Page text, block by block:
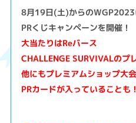
8月19日(土)からのWGP2023
PRくじキャンペーンを開催！
大当たりはReバース
CHALLENGE SURVIVALのプ
他にもプレミアムショップ大
PRカードが入っていることも！